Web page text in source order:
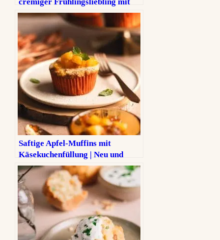
Frosting
Saftige Apfel-Muffins mit
Käsekuchenfüllung | Neu und
noch besser!